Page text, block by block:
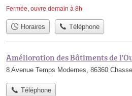
Fermée, ouvre demain à 8h
Horaires Téléphone
Amélioration des Bâtiments de
8 Avenue Temps Modernes, 86360
Téléphone